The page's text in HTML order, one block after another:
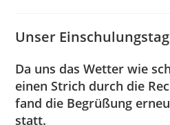
Unser
Da uns das Wetter wie
einen Strich durch die
fand die Begrüßung
statt.